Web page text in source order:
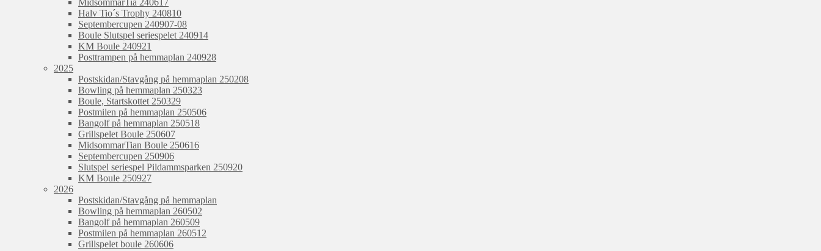
MidsommarTia 240617
Halv Tio´s Trophy 240810
Septembercupen 240907-08
Boule Slutspel seriespelet 240914
KM Boule 240921
Posttrampen på hemmaplan 240928
2025
Postskidan/Stavgång på hemmaplan 250208
Bowling på hemmaplan 250323
Boule, Startskottet 250329
Postmilen på hemmaplan 250506
Bangolf på hemmaplan 250518
Grillspelet Boule 250607
MidsommarTian Boule 250616
Septembercupen 250906
Slutspel seriespel Pildammsparken 250920
KM Boule 250927
2026
Postskidan/Stavgång på hemmaplan
Bowling på hemmaplan 260502
Bangolf på hemmaplan 260509
Postmilen på hemmaplan 260512
Grillspelet boule 260606